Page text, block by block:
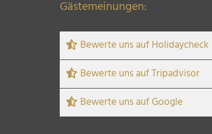
Gästemeinungen:
Bewerte uns auf Holidaycheck
Bewerte uns auf Tripadvisor
Bewerte uns auf Google